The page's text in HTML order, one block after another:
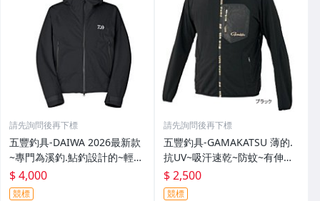
請先詢問後再下標
五豐釣具-DAIWA 2026最新款
~專門為溪釣.鮎釣設計的~輕
便.薄的短版防水雨衣DR-3926J
外套特價4000元
$ 4,000
競標
請先詢問後再下標
五豐釣具-GAMAKATSU 薄的.
抗UV~吸汗速乾~防蚊~有伸縮
彈性付帽防曬外套 GM-3547
特價2000元
$ 2,500
競標